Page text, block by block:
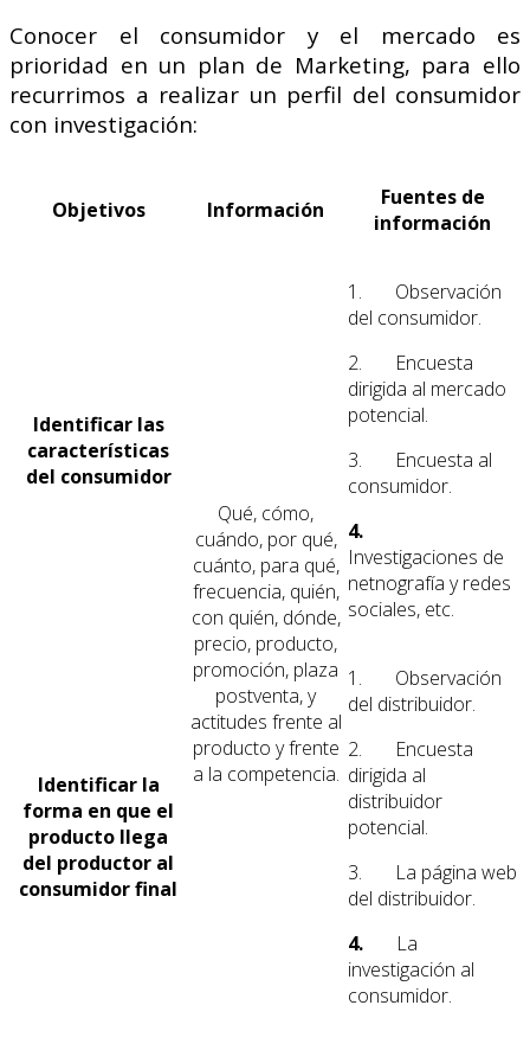
Conocer el consumidor y el mercado es
prioridad en un plan de Marketing, para ello
recurrimos a realizar un perfil del consumidor
con investigación:
Objetivos Información
Fuentes de
información
Identificar las
características
del consumidor
Qué, cómo,
cuándo, por qué,
cuánto, para qué,
frecuencia, quién,
con quién, dónde,
precio, producto,
promoción, plaza
postventa, y
actitudes frente al
producto y frente
a la competencia.
1. Observación
del consumidor.
2. Encuesta
dirigida al mercado
potencial.
3. Encuesta al
consumidor.
4.
Investigaciones de
netnografía y redes
sociales, etc.
Identificar la
forma en que el
producto llega
del productor al
consumidor final
1. Observación
del distribuidor.
2. Encuesta
dirigida al
distribuidor
potencial.
3. La página web
del distribuidor.
4. La
investigación al
consumidor.